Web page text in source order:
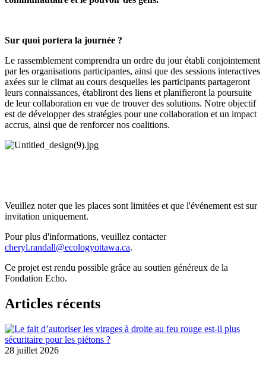
Sur quoi portera la journée ?
Le rassemblement comprendra un ordre du jour établi conjointement
par les organisations participantes, ainsi que des sessions interactives
axées sur le climat au cours desquelles les participants partageront
leurs connaissances, établiront des liens et planifieront la poursuite
de leur collaboration en vue de trouver des solutions. Notre objectif
est de développer des stratégies pour une collaboration et un impact
accrus, ainsi que de renforcer nos coalitions.
Veuillez noter que les places sont limitées et que l'événement est sur
invitation uniquement.
Pour plus d'informations, veuillez contacter
cheryl.randall@ecologyottawa.ca.
Ce projet est rendu possible grâce au soutien généreux de la
Fondation Echo.
Articles récents
28 juillet 2026